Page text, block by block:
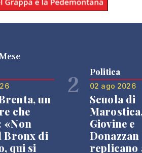
un
che
«Non
Bronx di
qui si
2 Politica
02 ago 2026
Scuola di
Giovine e
Donazzan
replicano